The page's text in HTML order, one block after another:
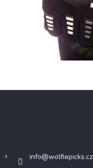
info@wolfiepicks.cz